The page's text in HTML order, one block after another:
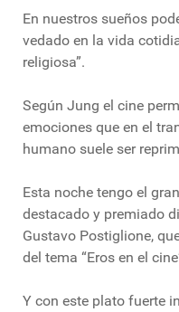
En nuestros sueños
vedado en la vida
religiosa”.
Según Jung el cine
emociones que en el
humano suele ser
Esta noche tengo el
destacado y premiado
Gustavo Postiglione,
del tema “Eros en el
Y con este plato fuerte